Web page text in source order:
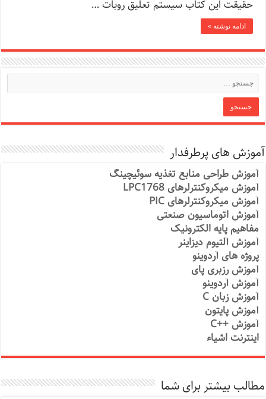
حقیقت این کتاب سیستم تعلیق روبات …
ادامه نوشته »
آموزش های پرطرفدار
آموزش طراحی منابع تغذیه سوئیچینگ
آموزش میکروکنترلرهای LPC1768
آموزش میکروکنترلرهای PIC
آموزش اتوماسیون صنعتی
مفاهیم پایه الکترونیک
آموزش آلتیوم دیزاینر
پروژه های آردوینو
آموزش رزبری پای
آموزش آردوینو
آموزش زبان C
آموزش پایتون
آموزش ++C
اینترنت اشیاء
مطالب بیشتر برای شما